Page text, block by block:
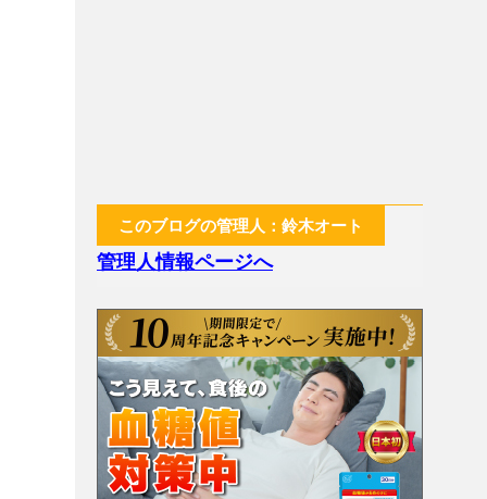
このブログの管理人：鈴木オート
管理人情報ページへ